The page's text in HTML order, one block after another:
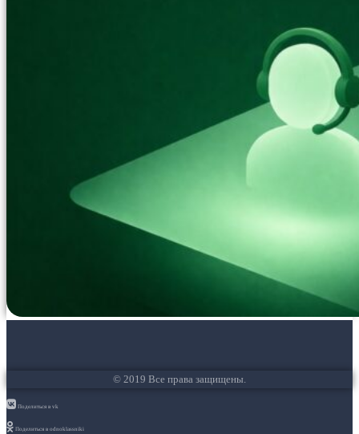
© 2019 Все права защищены.
Поделиться в vk
Поделиться в odnoklassniki